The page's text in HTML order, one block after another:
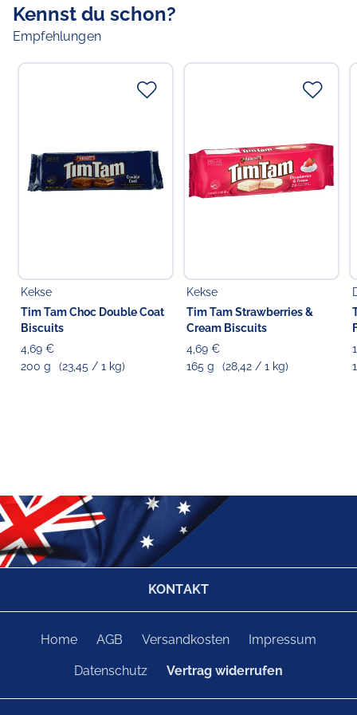
Kennst du schon?
Empfehlungen
Kekse
Tim Tam Choc Double Coat
Biscuits
4,69 €
200 g
(23,45 / 1 kg)
Kekse
Tim Tam Strawberries &
Cream Biscuits
4,69 €
165 g
(28,42 / 1 kg)
KONTAKT
Home AGB Versandkosten Impressum
Datenschutz Vertrag widerrufen